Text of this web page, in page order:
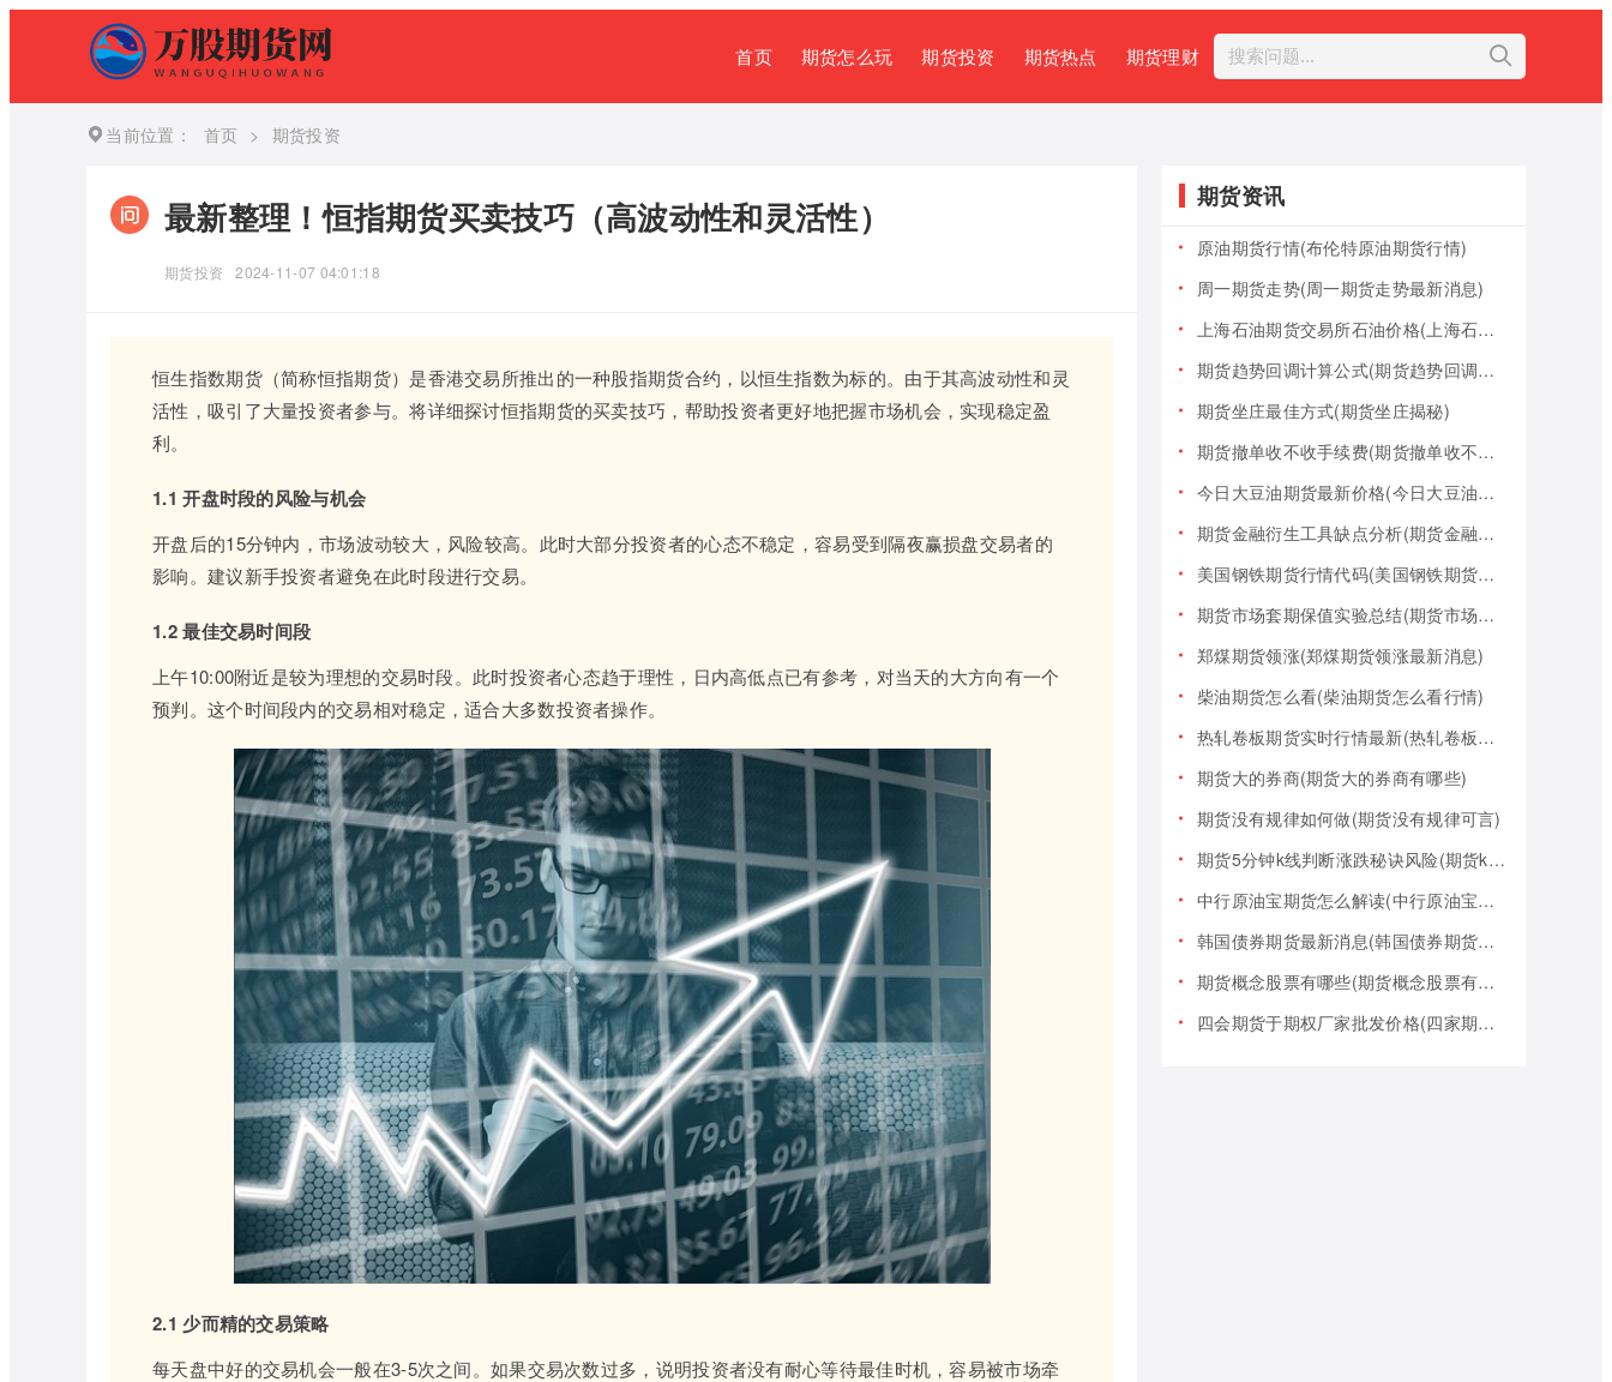
首页 期货怎么玩 期货投资 期货热点 期货理财
当前位置： 首页 > 期货投资
最新整理！恒指期货买卖技巧（高波动性和灵活性）
期货投资 2024-11-07 04:01:18
恒生指数期货（简称恒指期货）是香港交易所推出的一种股指期货合约，以恒生指数为标的。由于其高波动性和灵
活性，吸引了大量投资者参与。将详细探讨恒指期货的买卖技巧，帮助投资者更好地把握市场机会，实现稳定盈
利。
1.1 开盘时段的风险与机会
开盘后的15分钟内，市场波动较大，风险较高。此时大部分投资者的心态不稳定，容易受到隔夜赢损盘交易者的
影响。建议新手投资者避免在此时段进行交易。
1.2 最佳交易时间段
上午10:00附近是较为理想的交易时段。此时投资者心态趋于理性，日内高低点已有参考，对当天的大方向有一个
预判。这个时间段内的交易相对稳定，适合大多数投资者操作。
2.1 少而精的交易策略
每天盘中好的交易机会一般在3-5次之间。如果交易次数过多，说明投资者没有耐心等待最佳时机，容易被市场牵
期货资讯
原油期货行情(布伦特原油期货行情)
周一期货走势(周一期货走势最新消息)
上海石油期货交易所石油价格(上海石油期货交易所石油价格查询)
期货趋势回调计算公式(期货趋势回调计算公式是什么)
期货坐庄最佳方式(期货坐庄揭秘)
期货撤单收不收手续费(期货撤单收不收手续费用)
今日大豆油期货最新价格(今日大豆油期货最新价格行情)
期货金融衍生工具缺点分析(期货金融衍生工具缺点分析报告)
美国钢铁期货行情代码(美国钢铁期货行情大盘)
期货市场套期保值实验总结(期货市场套期保值实验总结报告)
郑煤期货领涨(郑煤期货领涨最新消息)
柴油期货怎么看(柴油期货怎么看行情)
热轧卷板期货实时行情最新(热轧卷板期货实时行情最新报价)
期货大的券商(期货大的券商有哪些)
期货没有规律如何做(期货没有规律可言)
期货5分钟k线判断涨跌秘诀风险(期货k线技巧)
中行原油宝期货怎么解读(中行原油宝期货事件)
韩国债券期货最新消息(韩国债券期货最新消息新闻)
期货概念股票有哪些(期货概念股票有哪些类型)
四会期货于期权厂家批发价格(四家期货交易)